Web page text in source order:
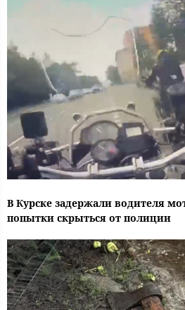
В Курске задержали водителя
попытки скрыться от полиции